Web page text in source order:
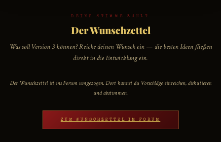
DEINE STIMME ZÄHLT
Der Wunschzettel
Was soll Version 3 können? Reiche deinen Wunsch ein — die besten Ideen fließen
direkt in die Entwicklung ein.
Der Wunschzettel ist ins Forum umgezogen. Dort kannst du Vorschläge einreichen, diskutieren
und abstimmen.
ZUM WUNSCHZETTEL IM FORUM